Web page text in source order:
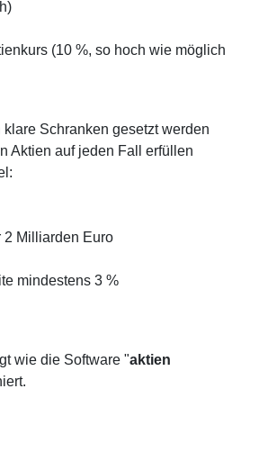
(10 %, so hoch wie möglich
Schranken gesetzt werden
Aktien auf jeden Fall erfüllen
2 Milliarden Euro
mindestens 3 %
wie die Software "aktien